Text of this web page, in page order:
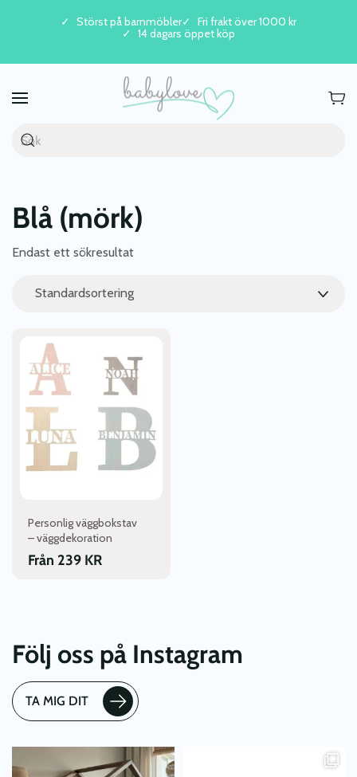
Skip to main content
Störst på barnmöbler
Fri frakt över 1000 kr
14 dagars öppet köp
Blå (mörk)
Endast ett sökresultat
Personlig väggbokstav
– väggdekoration
Från 239 KR
produkten
flera
De
alternativen
produktsidan
Följ oss på Instagram
TA MIG DIT